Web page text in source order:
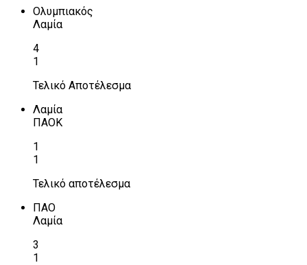
Ολυμπιακός
Λαμία
4
1
Τελικό Αποτέλεσμα
Λαμία
ΠΑΟΚ
1
1
Τελικό αποτέλεσμα
ΠΑΟ
Λαμία
3
1